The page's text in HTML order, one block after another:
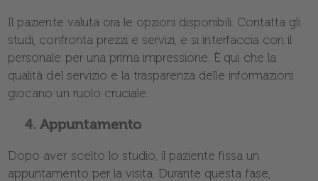
Il paziente valuta ora le opzioni disponibili. Contatta gli
studi, confronta prezzi e servizi, e si interfaccia con il
personale per una prima impressione. È qui che la
qualità del servizio e la trasparenza delle informazioni
giocano un ruolo cruciale.
4.Appuntamento
Dopo aver scelto lo studio, il paziente fissa un
appuntamento per la visita. Durante questa fase,